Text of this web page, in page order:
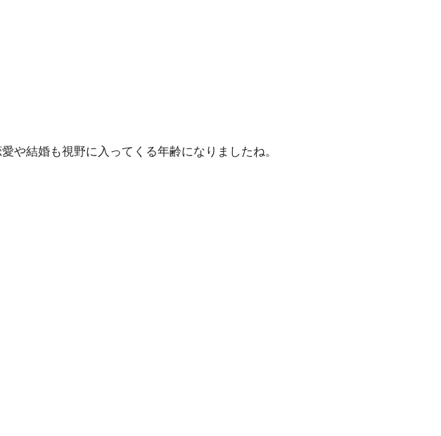
や結婚も視野に入ってくる年齢になりましたね。